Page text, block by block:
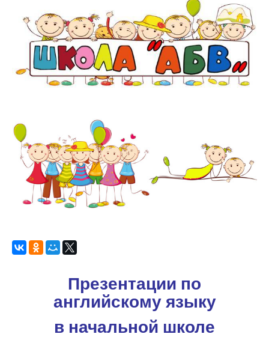
Презентации по
английскому языку
в начальной школе